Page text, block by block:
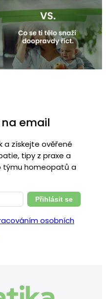
email
a získejte ověřené
tipy z praxe a
týmu homeopatů a
Přihlásit se
osobních